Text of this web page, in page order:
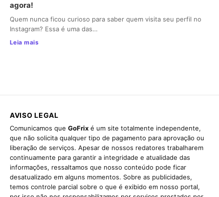
agora!
Quem nunca ficou curioso para saber quem visita seu perfil no
Instagram? Essa é uma das…
Leia mais
AVISO LEGAL
Comunicamos que GoFrix é um site totalmente independente,
que não solicita qualquer tipo de pagamento para aprovação ou
liberação de serviços. Apesar de nossos redatores trabalharem
continuamente para garantir a integridade e atualidade das
informações, ressaltamos que nosso conteúdo pode ficar
desatualizado em alguns momentos. Sobre as publicidades,
temos controle parcial sobre o que é exibido em nosso portal,